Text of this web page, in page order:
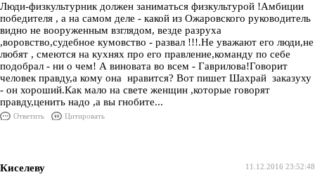
Люди-физкультурник должен заниматься физкультурой !Амбиции
победителя , а на самом деле - какой из Ожаровского руководитель
видно не вооруженным взглядом, везде разруха
,воровство,судебное кумовство - развал !!!.Не уважают его люди,не
любят , смеются на кухнях про его правление,команду по себе
подобрал - ни о чем! А виновата во всем - Гаврилова!Говорит
человек правду,а кому она нравится? Вот пишет Шахрай заказуху
- он хороший.Как мало на свете женщин ,которые говорят
правду,ценить надо ,а вы гнобите...
Ответить Цитировать
11.12.2016 23:52:48
Киселеву